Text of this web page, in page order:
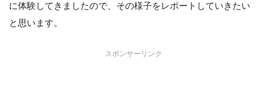
に体験してきましたので、その様子をレポートしていきたい
と思います。
スポンサーリンク